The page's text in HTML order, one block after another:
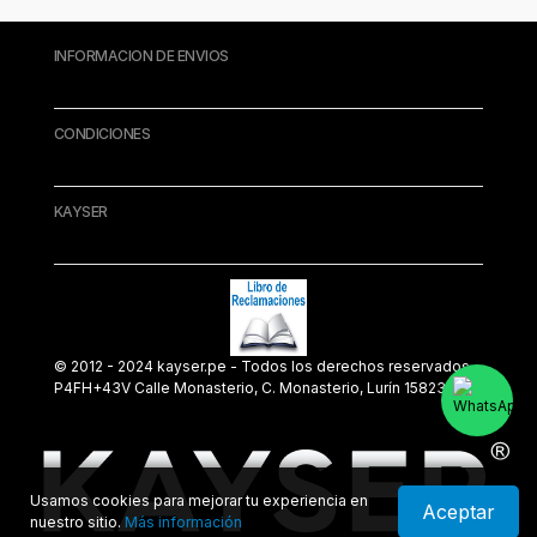
Usamos cookies para mejorar tu experiencia en
nuestro sitio.Más información Aceptar
INFORMACION DE ENVIOS
CONDICIONES
KAYSER
© 2012 - 2024 kayser.pe - Todos los derechos reservados.
P4FH+43V Calle Monasterio, C. Monasterio, Lurín 15823